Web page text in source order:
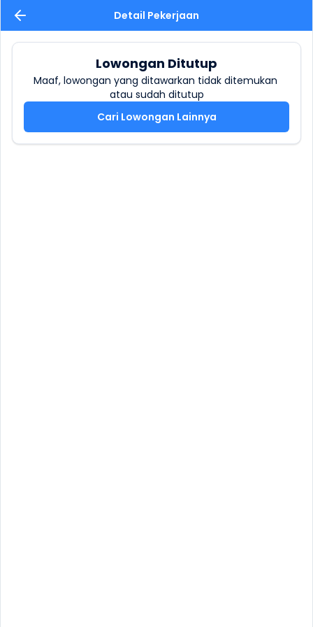
Detail Pekerjaan
Lowongan Ditutup
Maaf, lowongan yang ditawarkan tidak ditemukan
atau sudah ditutup
Cari Lowongan Lainnya